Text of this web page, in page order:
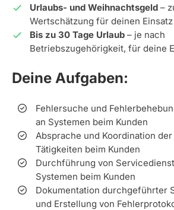
Urlaubs- und Weihnachtsgeld –
Wertschätzung für deinen Einsatz
Bis zu 30 Tage Urlaub – je nach
Betriebszugehörigkeit, für deine
Deine Aufgaben:
Fehlersuche und
an Systemen beim Kunden
Absprache und Koordination
Tätigkeiten beim Kunden
Durchführung von
Systemen beim Kunden
Dokumentation durchgeführter
und Erstellung von